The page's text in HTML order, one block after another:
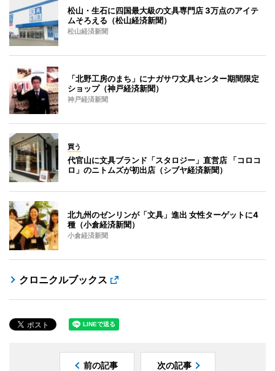
松山・生石に四国最大級の文具専門店 3万点のアイテ
ムそろえる（松山経済新聞）
松山経済新聞
「北野工房のまち」にナガサワ文具センター期間限定
ショップ（神戸経済新聞）
神戸経済新聞
買う
代官山に文具ブランド「スタロジー」直営店 「コロコ
ロ」のニトムズが初出店（シブヤ経済新聞）
北九州のゼンリンが「文具」進出 女性ターゲットに4
種（小倉経済新聞）
小倉経済新聞
クロニクルブックス
前の記事 次の記事